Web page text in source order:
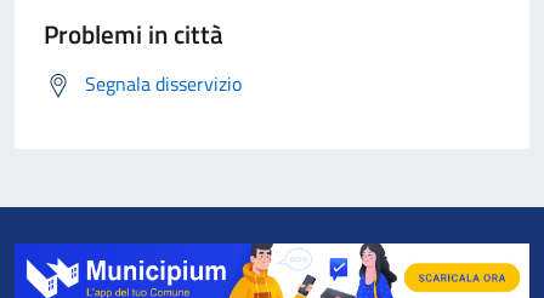
Problemi in città
Segnala disservizio